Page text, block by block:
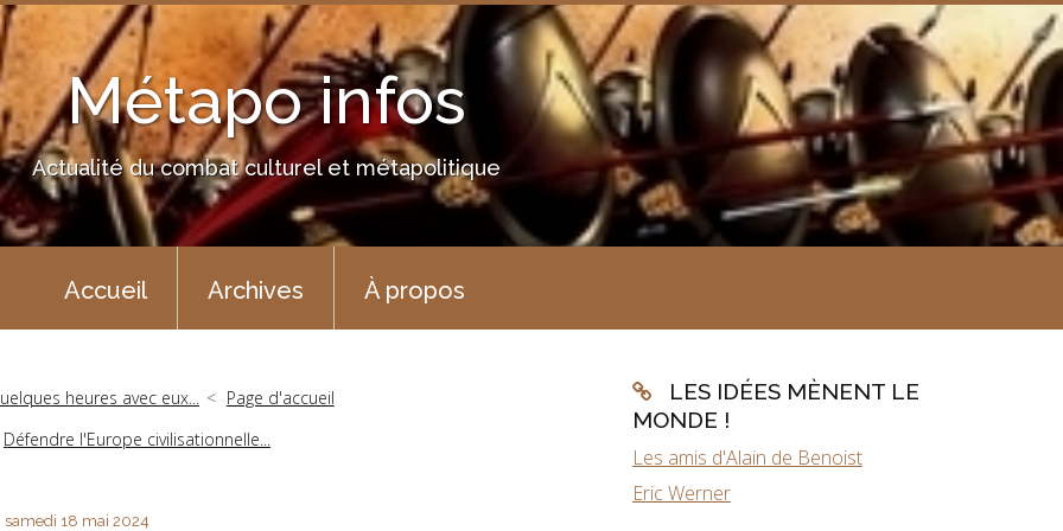
Métapo infos
Actualité du combat culturel et métapolitique
Accueil Archives À propos
heures avec eux...
Page d'accueil
Défendre l'Europe civilisationnelle...
samedi 18 mai 2024
LES IDÉES MÈNENT LE
MONDE !
Les amis d'Alain de Benoist
Eric Werner